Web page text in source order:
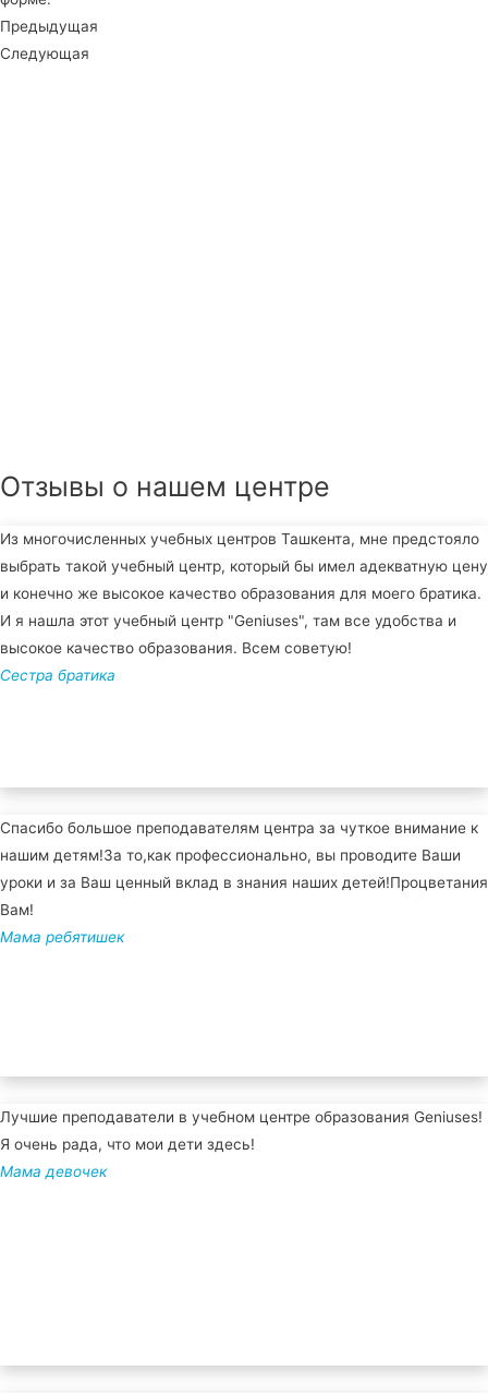
Предыдущая
Следующая
Отзывы о нашем центре
Из многочисленных учебных центров Ташкента, мне предстояло
выбрать такой учебный центр, который бы имел адекватную цену
и конечно же высокое качество образования для моего братика.
И я нашла этот учебный центр "Geniuses", там все удобства и
высокое качество образования. Всем советую!
Сестра братика
Спасибо большое преподавателям центра за чуткое внимание к
нашим детям!За то,как профессионально, вы проводите Ваши
уроки и за Ваш ценный вклад в знания наших детей!Процветания
Вам!
Мама ребятишек
Лучшие преподаватели в учебном центре образования Geniuses!
Я очень рада, что мои дети здесь!
Мама девочек